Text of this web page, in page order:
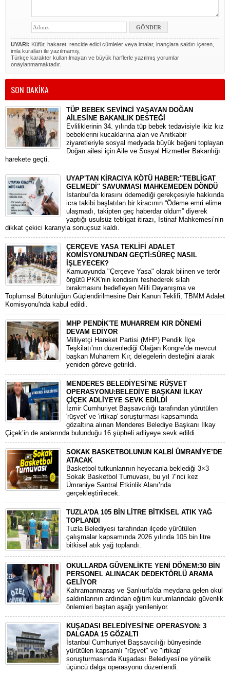
UYARI: Küfür, hakaret, rencide edici cümleler veya imalar, inançlara saldırı içeren,
imla kuralları ile yazılmamış,
Türkçe karakter kullanılmayan ve büyük harflerle yazılmış yorumlar
onaylanmamaktadır.
SON DAKİKA
TÜP BEBEK SEVİNCİ YAŞAYAN DOĞAN
AİLESİNE BAKANLIK DESTEĞİ
​Evliliklerinin 34. yılında tüp bebek tedavisiyle ikiz kız
bebeklerini kucaklarına alan ve Anıtkabir
ziyaretleriyle sosyal medyada büyük beğeni toplayan
Doğan ailesi için Aile ve Sosyal Hizmetler Bakanlığı
harekete geçti.
UYAP'TAN KİRACIYA KÖTÜ HABER:''TEBLİGAT
GELMEDİ'' SAVUNMASI MAHKEMEDEN DÖNDÜ
​İstanbul’da kirasını ödemediği gerekçesiyle hakkında
icra takibi başlatılan bir kiracının “Ödeme emri elime
ulaşmadı, takipten geç haberdar oldum” diyerek
yaptığı usulsüz tebligat itirazı, İstinaf Mahkemesi’nin
dikkat çekici kararıyla sonuçsuz kaldı.
ÇERÇEVE YASA TEKLİFİ ADALET
KOMİSYONU'NDAN GEÇTİ:SÜREÇ NASIL
İŞLEYECEK?
​Kamuoyunda "Çerçeve Yasa" olarak bilinen ve terör
örgütü PKK'nin kendisini feshederek silah
bırakmasını hedefleyen Milli Dayanışma ve
Toplumsal Bütünlüğün Güçlendirilmesine Dair Kanun Teklifi, TBMM Adalet
Komisyonu'nda kabul edildi.
MHP PENDİK'TE MUHARREM KIR DÖNEMİ
DEVAM EDİYOR
​Milliyetçi Hareket Partisi (MHP) Pendik İlçe
Teşkilatı’nın düzenlediği Olağan Kongre’de mevcut
başkan Muharrem Kır, delegelerin desteğini alarak
yeniden göreve getirildi.
MENDERES BELEDİYESİ'NE RÜŞVET
OPERASYONU:BELEDİYE BAŞKANI İLKAY
ÇİÇEK ADLİYEYE SEVK EDİLDİ
​İzmir Cumhuriyet Başsavcılığı tarafından yürütülen
'rüşvet' ve 'irtikap' soruşturması kapsamında
gözaltına alınan Menderes Belediye Başkanı İlkay
Çiçek’in de aralarında bulunduğu 16 şüpheli adliyeye sevk edildi.
SOKAK BASKETBOLUNUN KALBİ ÜMRANİYE’DE
ATACAK
Basketbol tutkunlarının heyecanla beklediği 3×3
Sokak Basketbol Turnuvası, bu yıl 7’nci kez
Ümraniye Santral Etkinlik Alanı’nda
gerçekleştirilecek.
TUZLA'DA 105 BİN LİTRE BİTKİSEL ATIK YAĞ
TOPLANDI
Tuzla Belediyesi tarafından ilçede yürütülen
çalışmalar kapsamında 2026 yılında 105 bin litre
bitkisel atık yağ toplandı.
OKULLARDA GÜVENLİKTE YENİ DÖNEM:30 BİN
PERSONEL ALINACAK DEDEKTÖRLÜ ARAMA
GELİYOR
​Kahramanmaraş ve Şanlıurfa'da meydana gelen okul
saldırılarının ardından eğitim kurumlarındaki güvenlik
önlemleri baştan aşağı yenileniyor.
KUŞADASI BELEDİYESİ'NE OPERASYON: 3
DALGADA 15 GÖZALTI
​İstanbul Cumhuriyet Başsavcılığı bünyesinde
yürütülen kapsamlı "rüşvet" ve "irtikap"
soruşturmasında Kuşadası Belediyesi’ne yönelik
üçüncü dalga operasyonu düzenlendi.